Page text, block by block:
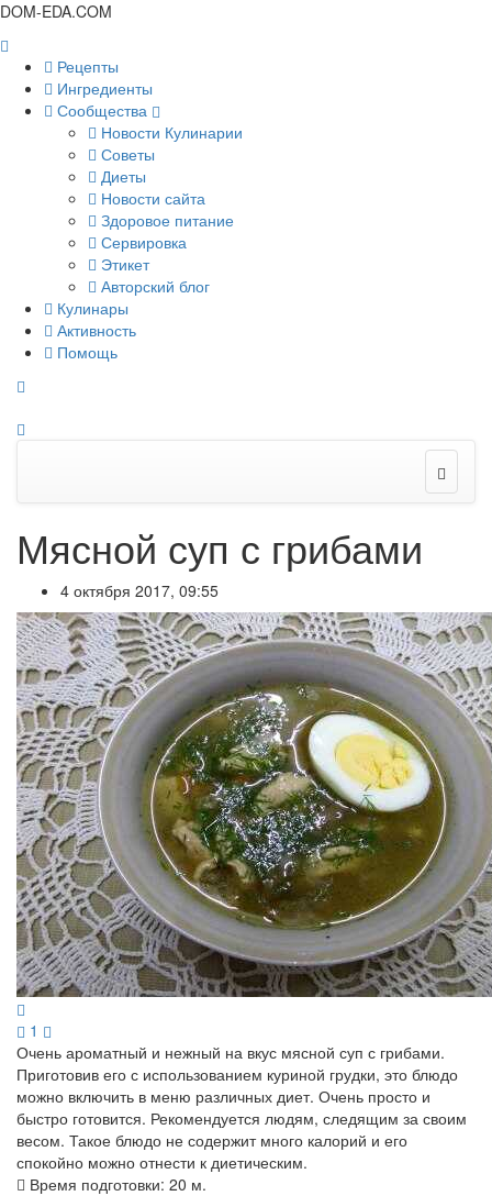
DOM-EDA.COM
Рецепты
Ингредиенты
Сообщества
Новости Кулинарии
Советы
Диеты
Новости сайта
Здоровое питание
Сервировка
Этикет
Авторский блог
Кулинары
Активность
Помощь
Мясной суп с грибами
4 октября 2017, 09:55
1
Очень ароматный и нежный на вкус мясной суп с грибами.
Приготовив его с использованием куриной грудки, это блюдо
можно включить в меню различных диет. Очень просто и
быстро готовится. Рекомендуется людям, следящим за своим
весом. Такое блюдо не содержит много калорий и его
спокойно можно отнести к диетическим.
Время подготовки: 20 м.